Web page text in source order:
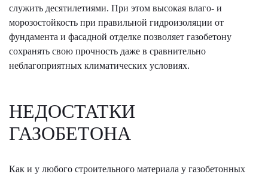
служить десятилетиями. При этом высокая влаго- и
морозостойкость при правильной гидроизоляции от
фундамента и фасадной отделке позволяет газобетону
сохранять свою прочность даже в сравнительно
неблагоприятных климатических условиях.
НЕДОСТАТКИ
ГАЗОБЕТОНА
Как и у любого строительного материала у газобетонных